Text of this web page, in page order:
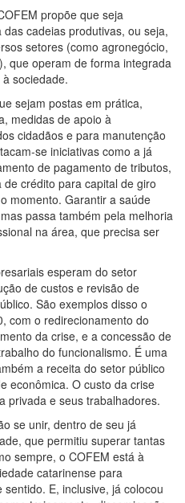
propõe que seja
cadeias produtivas, ou seja,
setores (como agronegócio,
que operam de forma integrada
sociedade.
sejam postas em prática,
medidas de apoio à
cidadãos e para manutenção
se iniciativas como a já
de pagamento de tributos,
crédito para capital de giro
momento. Garantir a saúde
passa também pela melhoria
na área, que precisa ser
esperam do setor
de custos e revisão de
São exemplos disso o
com o redirecionamento do
da crise, e a concessão de
do funcionalismo. É uma
a receita do setor público
econômica. O custo da crise
privada e seus trabalhadores.
se unir, dentro de seu já
que permitiu superar tantas
sempre, o COFEM está à
catarinense para
E, inclusive, já colocou